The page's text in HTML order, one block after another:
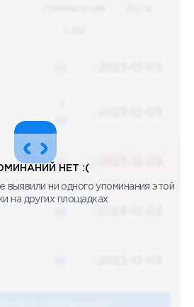
48
48
НЕТ :(
выявили ни одного упоминания этой
на других площадках